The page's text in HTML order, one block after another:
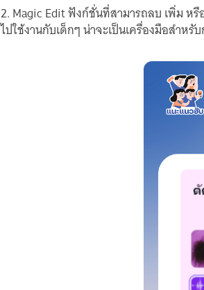
2. Magic Edit ฟังก์ชั่นที่สามารถลบ เพิ่ม ห
ไปใช้งานกับเด็กๆ น่าจะเป็นเครื่องมือสำห